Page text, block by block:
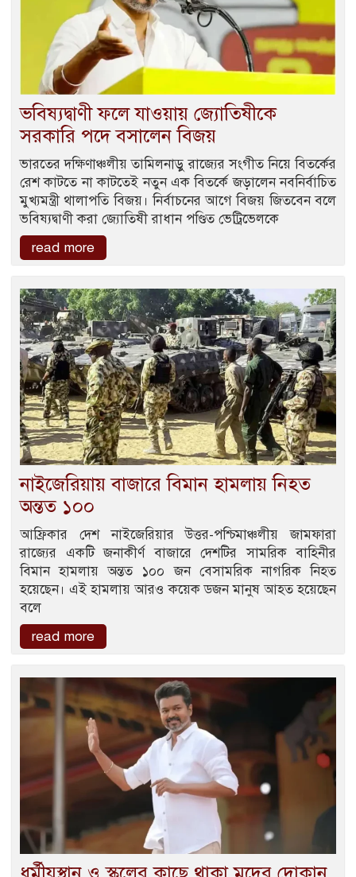
ভবিষ্যদ্বাণী ফলে যাওয়ায় জ্যোতিষীকে
সরকারি পদে বসালেন বিজয়
ভারতের দক্ষিণাঞ্চলীয় তামিলনাড়ু রাজ্যের সংগীত নিয়ে বিতর্কের
রেশ কাটতে না কাটতেই নতুন এক বিতর্কে জড়ালেন নবনির্বাচিত
মুখ্যমন্ত্রী থালাপতি বিজয়। নির্বাচনের আগে বিজয় জিতবেন বলে
ভবিষ্যদ্বাণী করা জ্যোতিষী রাধান পণ্ডিত ভেট্রিভেলকে
read more
নাইজেরিয়ায় বাজারে বিমান হামলায় নিহত
অন্তত ১০০
আফ্রিকার দেশ নাইজেরিয়ার উত্তর-পশ্চিমাঞ্চলীয় জামফারা
রাজ্যের একটি জনাকীর্ণ বাজারে দেশটির সামরিক বাহিনীর
বিমান হামলায় অন্তত ১০০ জন বেসামরিক নাগরিক নিহত
হয়েছেন। এই হামলায় আরও কয়েক ডজন মানুষ আহত হয়েছেন
বলে
read more